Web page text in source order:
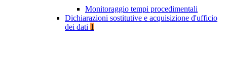
Monitoraggio tempi procedimentali
Dichiarazioni sostitutive e acquisizione d'ufficio
dei dati 1